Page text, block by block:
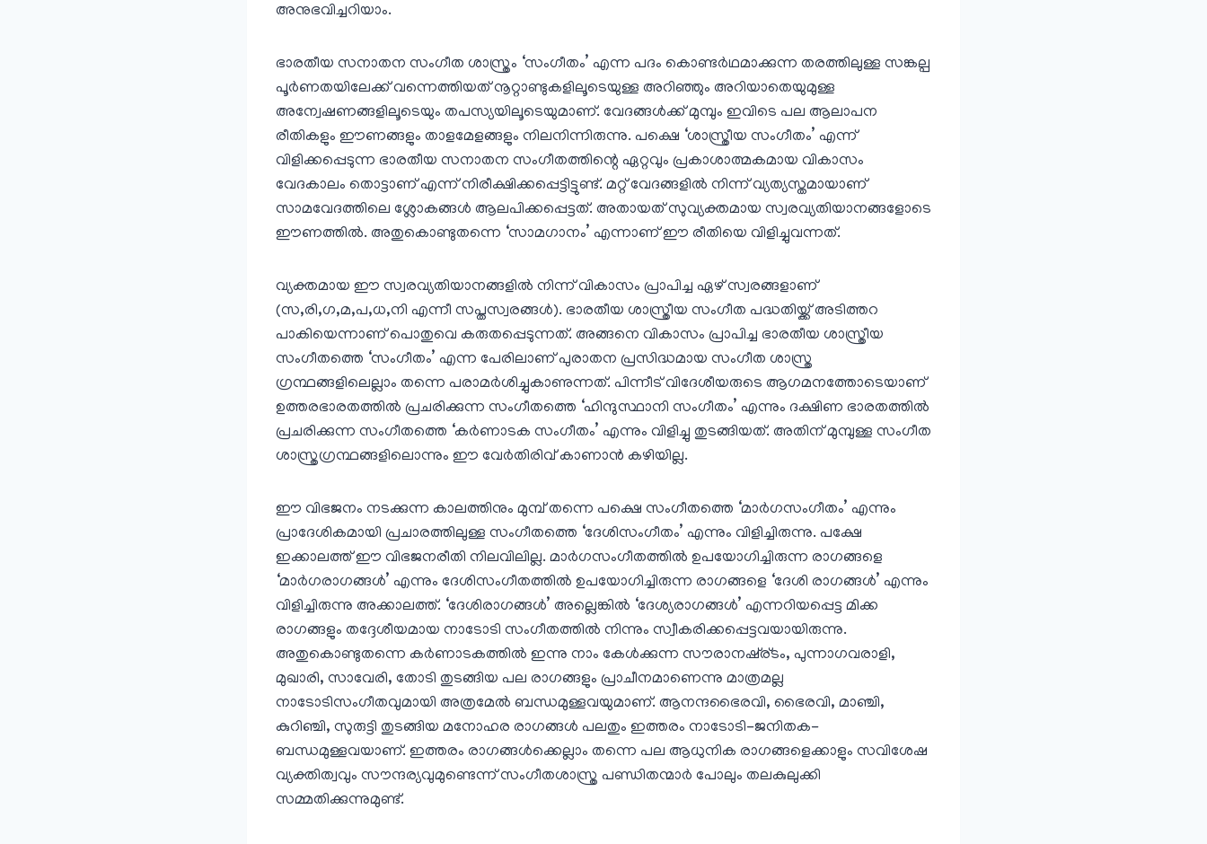
അനുഭവിച്ചറിയാം.
ഭാരതീയ സനാതന സംഗീത ശാസ്ത്രം ‘സംഗീതം’ എന്ന പദം കൊണ്ടര്‍ഥമാക്കുന്ന തരത്തിലുള്ള സങ്കല്പ
പൂര്‍ണതയിലേക്ക് വന്നെത്തിയത് നൂറ്റാണ്ടുകളിലൂടെയുള്ള അറിഞ്ഞും അറിയാതെയുമുള്ള
അന്വേഷണങ്ങളിലൂടെയും തപസ്യയിലൂടെയുമാണ്. വേദങ്ങള്‍ക്ക് മുമ്പും ഇവിടെ പല ആലാപന
രീതികളും ഈണങ്ങളും താളമേളങ്ങളും നിലനിന്നിരുന്നു. പക്ഷെ ‘ശാസ്ത്രീയ സംഗീതം’ എന്ന്
വിളിക്കപ്പെടുന്ന ഭാരതീയ സനാതന സംഗീതത്തിന്റെ ഏറ്റവും പ്രകാശാത്മകമായ വികാസം
വേദകാലം തൊട്ടാണ് എന്ന് നിരീക്ഷിക്കപ്പെട്ടിട്ടുണ്ട്. മറ്റ് വേദങ്ങളില്‍ നിന്ന് വ്യത്യസ്തമായാണ്
സാമവേദത്തിലെ ശ്ലോകങ്ങള്‍ ആലപിക്കപ്പെട്ടത്. അതായത് സുവ്യക്തമായ സ്വരവ്യതിയാനങ്ങളോടെ
ഈണത്തില്‍. അതുകൊണ്ടുതന്നെ ‘സാമഗാനം’ എന്നാണ് ഈ രീതിയെ വിളിച്ചുവന്നത്.
വ്യക്തമായ ഈ സ്വരവ്യതിയാനങ്ങളില്‍ നിന്ന് വികാസം പ്രാപിച്ച ഏഴ് സ്വരങ്ങളാണ്
(സ,രി,ഗ,മ,പ,ധ,നി എന്നീ സപ്തസ്വരങ്ങള്‍). ഭാരതീയ ശാസ്ത്രീയ സംഗീത പദ്ധതിയ്ക്ക് അടിത്തറ
പാകിയെന്നാണ് പൊതുവെ കരുതപ്പെടുന്നത്. അങ്ങനെ വികാസം പ്രാപിച്ച ഭാരതീയ ശാസ്ത്രീയ
സംഗീതത്തെ ‘സംഗീതം’ എന്ന പേരിലാണ് പുരാതന പ്രസിദ്ധമായ സംഗീത ശാസ്ത്ര
ഗ്രന്ഥങ്ങളിലെല്ലാം തന്നെ പരാമര്‍ശിച്ചുകാണുന്നത്. പിന്നീട് വിദേശീയരുടെ ആഗമനത്തോടെയാണ്
ഉത്തരഭാരതത്തില്‍ പ്രചരിക്കുന്ന സംഗീതത്തെ ‘ഹിന്ദുസ്ഥാനി സംഗീതം’ എന്നും ദക്ഷിണ ഭാരതത്തില്‍
പ്രചരിക്കുന്ന സംഗീതത്തെ ‘കര്‍ണാടക സംഗീതം’ എന്നും വിളിച്ചു തുടങ്ങിയത്. അതിന് മുമ്പുള്ള സംഗീത
ശാസ്ത്രഗ്രന്ഥങ്ങളിലൊന്നും ഈ വേര്‍തിരിവ് കാണാന്‍ കഴിയില്ല.
ഈ വിഭജനം നടക്കുന്ന കാലത്തിനും മുമ്പ് തന്നെ പക്ഷെ സംഗീതത്തെ ‘മാര്‍ഗസംഗീതം’ എന്നും
പ്രാദേശികമായി പ്രചാരത്തിലുള്ള സംഗീതത്തെ ‘ദേശിസംഗീതം’ എന്നും വിളിച്ചിരുന്നു. പക്ഷേ
ഇക്കാലത്ത് ഈ വിഭജനരീതി നിലവിലില്ല. മാര്‍ഗസംഗീതത്തില്‍ ഉപയോഗിച്ചിരുന്ന രാഗങ്ങളെ
‘മാര്‍ഗരാഗങ്ങള്‍’ എന്നും ദേശിസംഗീതത്തില്‍ ഉപയോഗിച്ചിരുന്ന രാഗങ്ങളെ ‘ദേശി രാഗങ്ങള്‍’ എന്നും
വിളിച്ചിരുന്നു അക്കാലത്ത്. ‘ദേശിരാഗങ്ങള്‍’ അല്ലെങ്കില്‍ ‘ദേശ്യരാഗങ്ങള്‍’ എന്നറിയപ്പെട്ട മിക്ക
രാഗങ്ങളും തദ്ദേശീയമായ നാടോടി സംഗീതത്തില്‍ നിന്നും സ്വീകരിക്കപ്പെട്ടവയായിരുന്നു.
അതുകൊണ്ടുതന്നെ കര്‍ണാടകത്തില്‍ ഇന്നു നാം കേള്‍ക്കുന്ന സൗരാനഷ്ര്ടം, പുന്നാഗവരാളി,
മുഖാരി, സാവേരി, തോടി തുടങ്ങിയ പല രാഗങ്ങളും പ്രാചീനമാണെന്നു മാത്രമല്ല
നാടോടിസംഗീതവുമായി അത്രമേല്‍ ബന്ധമുള്ളവയുമാണ്. ആനന്ദഭൈരവി, ഭൈരവി, മാഞ്ചി,
കുറിഞ്ചി, സുരുട്ടി തുടങ്ങിയ മനോഹര രാഗങ്ങള്‍ പലതും ഇത്തരം നാടോടി-ജനിതക-
ബന്ധമുള്ളവയാണ്. ഇത്തരം രാഗങ്ങള്‍ക്കെല്ലാം തന്നെ പല ആധുനിക രാഗങ്ങളെക്കാളും സവിശേഷ
വ്യക്തിത്വവും സൗന്ദര്യവുമുണ്ടെന്ന് സംഗീതശാസ്ത്ര പണ്ഡിതന്മാര്‍ പോലും തലകുലുക്കി
സമ്മതിക്കുന്നുമുണ്ട്.